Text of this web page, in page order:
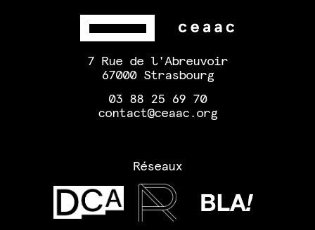
7 Rue de l'Abreuvoir
67000 Strasbourg
03 88 25 69 70
contact@ceaac.org
Réseaux